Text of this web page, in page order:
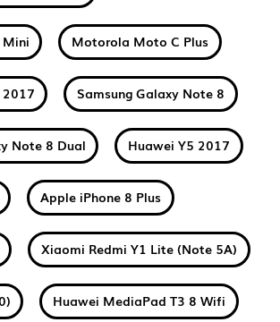
Mini Motorola Moto C Plus
Samsung Galaxy Note 8
Note 8 Dual Huawei Y5 2017
Apple iPhone 8 Plus
Xiaomi Redmi Y1 Lite (Note 5A)
Huawei MediaPad T3 8 Wifi